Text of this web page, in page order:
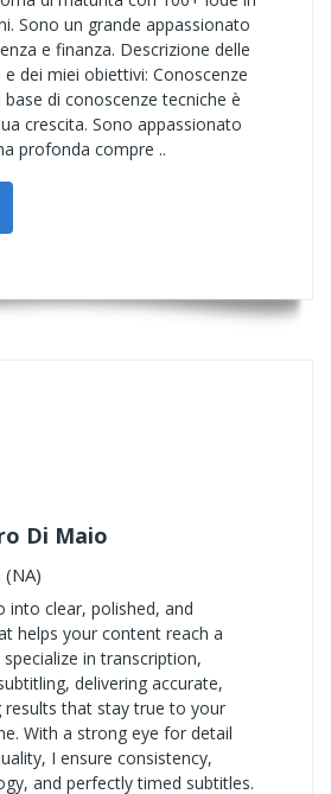
Sono un grande appassionato
e finanza. Descrizione delle
dei miei obiettivi: Conoscenze
base di conoscenze tecniche è
crescita. Sono appassionato
profonda compre ..
Di Maio
into clear, polished, and
helps your content reach a
in transcription,
delivering accurate,
results that stay true to your
With a strong eye for detail
I ensure consistency,
and perfectly timed subtitles.